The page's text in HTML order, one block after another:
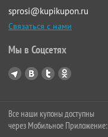
sprosi@kupikupon.ru
Связаться с нами
Мы в Соцсетях
Все наши купоны доступны
через Мобильное Приложение: